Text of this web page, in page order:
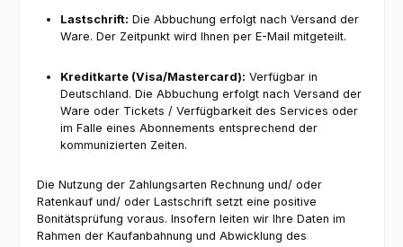
Lastschrift: Die Abbuchung erfolgt nach Versand der
Ware. Der Zeitpunkt wird Ihnen per E-Mail mitgeteilt.
Kreditkarte (Visa/Mastercard): Verfügbar in
Deutschland. Die Abbuchung erfolgt nach Versand der
Ware oder Tickets / Verfügbarkeit des Services oder
im Falle eines Abonnements entsprechend der
kommunizierten Zeiten.
Die Nutzung der Zahlungsarten Rechnung und/ oder
Ratenkauf und/ oder Lastschrift setzt eine positive
Bonitätsprüfung voraus. Insofern leiten wir Ihre Daten im
Rahmen der Kaufanbahnung und Abwicklung des